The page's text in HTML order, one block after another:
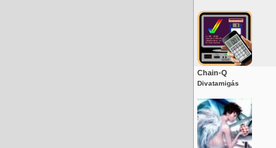
Chain-Q
Divatamigás